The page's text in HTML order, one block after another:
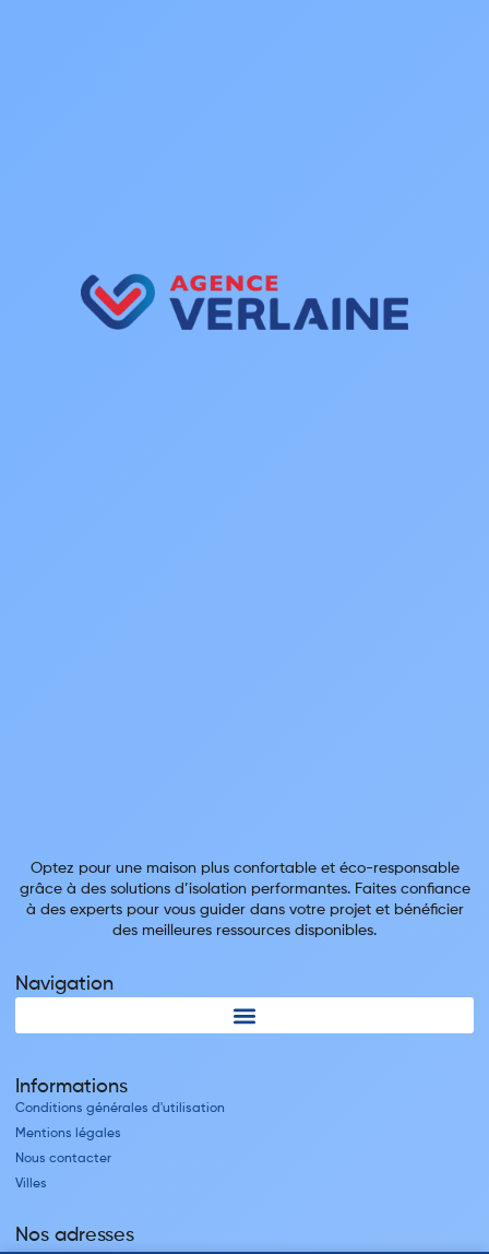
Optez pour une maison plus confortable et éco-responsable
grâce à des solutions d’isolation performantes. Faites confiance
à des experts pour vous guider dans votre projet et bénéficier
des meilleures ressources disponibles.
Navigation
Informations
Conditions générales d'utilisation
Mentions légales
Nous contacter
Villes
Nos adresses